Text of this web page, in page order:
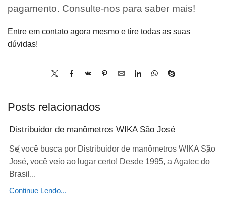
pagamento. Consulte-nos para saber mais!
Entre em contato agora mesmo e tire todas as suas
dúvidas!
Posts relacionados
Distribuidor de manômetros WIKA São José
Se você busca por Distribuidor de manômetros WIKA São
José, você veio ao lugar certo! Desde 1995, a Agatec do
Brasil...
Continue Lendo...